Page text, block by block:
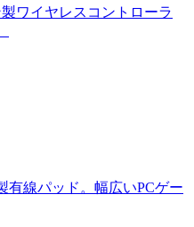
ワイヤレスコントローラ
有線パッド。幅広いPCゲー